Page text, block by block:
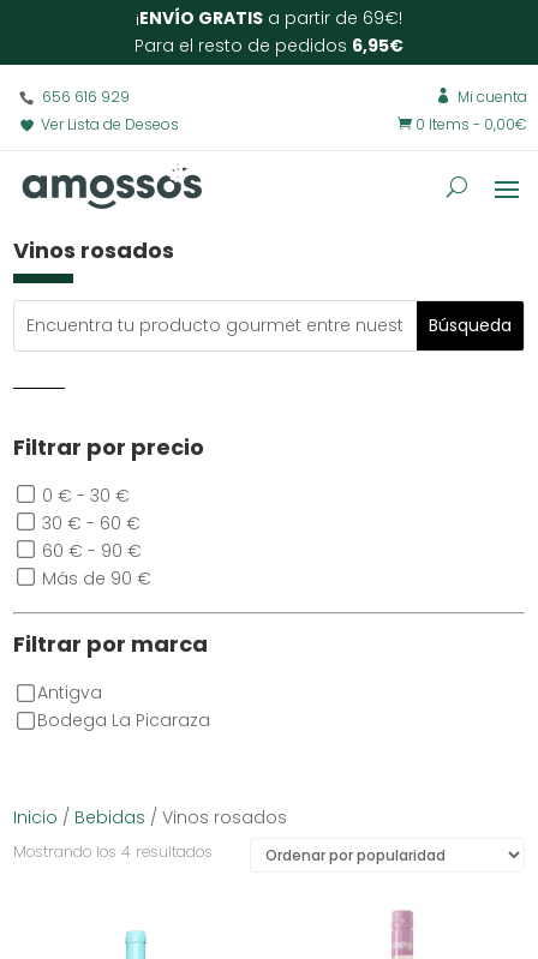
¡ENVÍO GRATIS a partir de 69€!
Para el resto de pedidos 6,95€
656 616 929
Ver Lista de Deseos
 Mi cuenta
 0 Items - 0,00€
Vinos rosados
Filtrar por precio
0 € - 30 €
30 € - 60 €
60 € - 90 €
Más de 90 €
Filtrar por marca
Antigva
Bodega La Picaraza
Inicio / Bebidas / Vinos rosados
Mostrando los 4 resultados Ordenado